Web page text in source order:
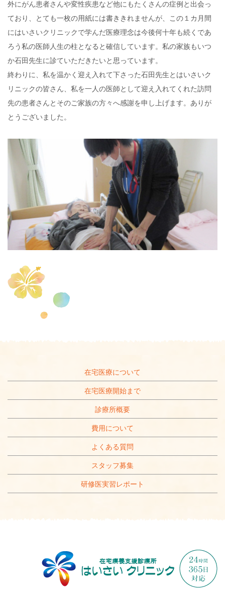
外にがん患者さんや変性疾患など他にもたくさんの症例と出会っ
ており、とても一枚の用紙には書ききれませんが、この１カ月間
にはいさいクリニックで学んだ医療理念は今後何十年も続くであ
ろう私の医師人生の柱となると確信しています。私の家族もいつ
か石田先生に診ていただきたいと思っています。
終わりに、私を温かく迎え入れて下さった石田先生とはいさいク
リニックの皆さん、私を一人の医師として迎え入れてくれた訪問
先の患者さんとそのご家族の方々へ感謝を申し上げます。ありが
とうございました。
在宅医療について
在宅医療開始まで
診療所概要
費用について
よくある質問
スタッフ募集
研修医実習レポート